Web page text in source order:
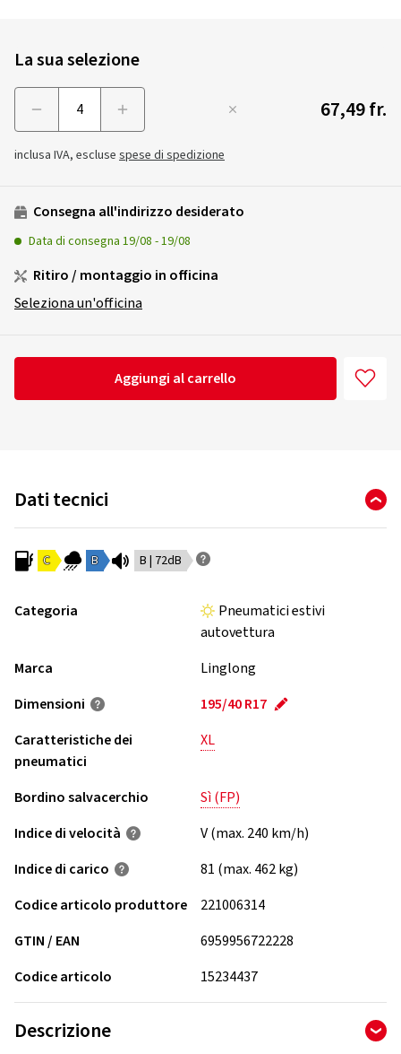
La sua selezione
67,49 fr.
inclusa IVA, escluse spese di spedizione
Consegna all'indirizzo desiderato
Data di consegna 19/08 -19/08
Ritiro / montaggio in officina
Seleziona un'officina
Aggiungi al carrello
Dati tecnici
C B B | 72dB
Categoria
Pneumatici estivi
autovettura
Marca
Linglong
Dimensioni
195/40 R17
Caratteristiche dei
pneumatici
XL
Bordino salvacerchio
Sì (FP)
Indice di velocità
V (max. 240 km/h)
Indice di carico
81 (max. 462 kg)
Codice articolo produttore
221006314
GTIN / EAN
6959956722228
Codice articolo
15234437
Descrizione